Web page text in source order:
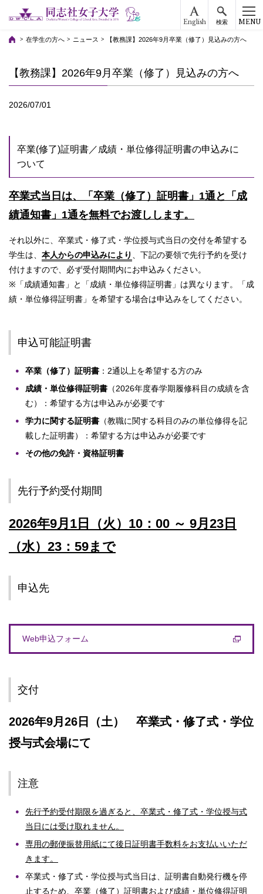
English 検索 MENU
在学生の方へ ニュース 【教務課】2026年9月卒業（修了）見込みの方へ
【教務課】2026年9月卒業（修了）見込みの方へ
2026/07/01
卒業(修了)証明書／成績・単位修得証明書の申込みに
ついて
卒業式当日は、「卒業（修了）証明書」1通と「成
績通知書」1通を無料でお渡しします。
それ以外に、卒業式・修了式・学位授与式当日の交付を希望する
学生は、 本人からの申込みにより
、下記の要領で先行予約を受け
付けますので、必ず受付期間内にお申込みください。
※「成績通知書」と「成績・単位修得証明書」は異なります。「成
績・単位修得証明書」を希望する場合は申込みをしてください。
申込可能証明書
卒業（修了）証明書 ：2通以上を希望する方のみ
成績・単位修得証明書 （2026年度春学期履修科目の成績を含
む）：希望する方は申込みが必要です
学力に関する証明書 （教職に関する科目のみの単位修得を記
載した証明書）：希望する方は申込みが必要です
その他の免許・資格証明書
先行予約受付期間
2026年9月1日（火）10：00 ～ 9月23日
（水）23：59まで
申込先
Web申込フォーム
交付
2026年9月26日（土） 卒業式・修了式・学位
授与式会場にて
注意
先行予約受付期限を過ぎると、卒業式・修了式・学位授与式
当日には受け取れません。
専用の郵便振替用紙にて後日証明書手数料をお支払いいただ
きます。
卒業式・修了式・学位授与式当日は、証明書自動発行機を停
止するため、卒業（修了）証明書および成績・単位修得証明